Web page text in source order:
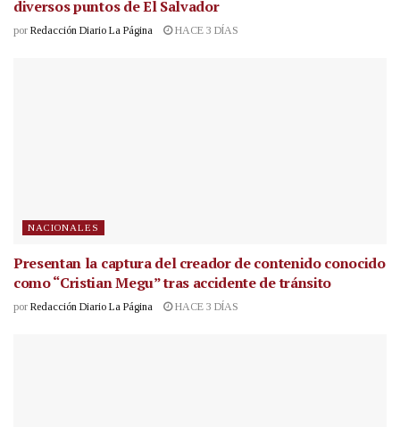
diversos puntos de El Salvador
por Redacción Diario La Página HACE 3 DÍAS
NACIONALES
Presentan la captura del creador de contenido conocido
como “Cristian Megu” tras accidente de tránsito
por Redacción Diario La Página HACE 3 DÍAS